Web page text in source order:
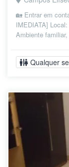
🏡 Entrar em
IMEDIATA]
Ambiente
Qualquer